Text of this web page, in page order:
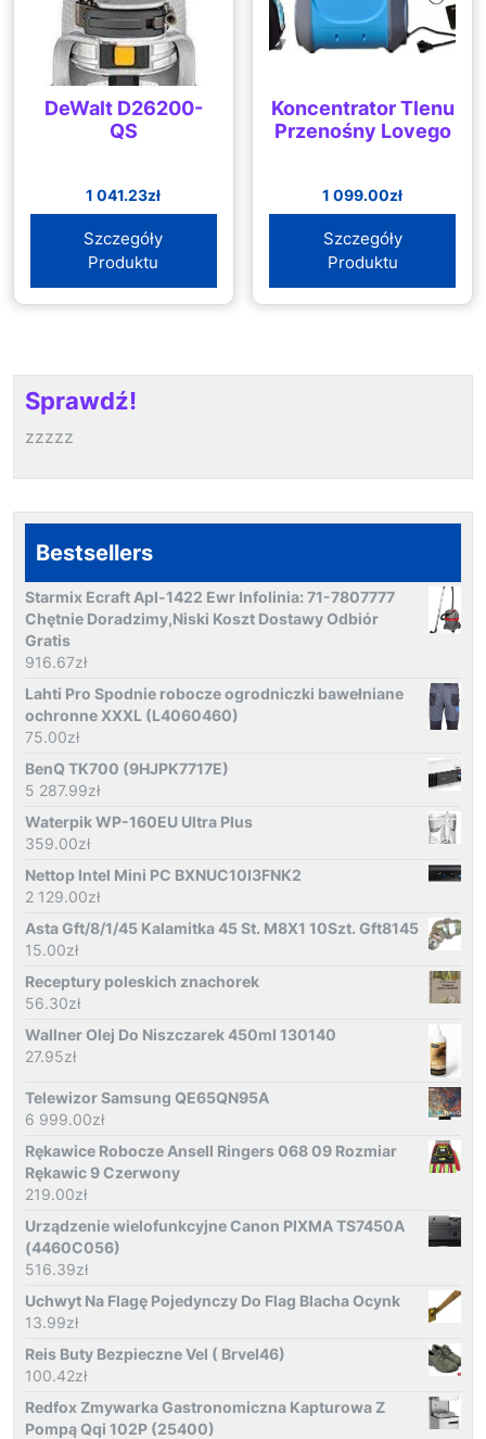
DeWalt D26200-
QS
1 041.23zł
Szczegóły
Produktu
Koncentrator Tlenu
Przenośny Lovego
1 099.00zł
Szczegóły
Produktu
Sprawdź!
zzzzz
Bestsellers
Starmix Ecraft Apl-1422 Ewr Infolinia: 71-7807777
Chętnie Doradzimy,Niski Koszt Dostawy Odbiór
Gratis
916.67zł
Lahti Pro Spodnie robocze ogrodniczki bawełniane
ochronne XXXL (L4060460)
75.00zł
BenQ TK700 (9HJPK7717E)
5 287.99zł
Waterpik WP-160EU Ultra Plus
359.00zł
Nettop Intel Mini PC BXNUC10I3FNK2
2 129.00zł
Asta Gft/8/1/45 Kalamitka 45 St. M8X1 10Szt. Gft8145
15.00zł
Receptury poleskich znachorek
56.30zł
Wallner Olej Do Niszczarek 450ml 130140
27.95zł
Telewizor Samsung QE65QN95A
6 999.00zł
Rękawice Robocze Ansell Ringers 068 09 Rozmiar
Rękawic 9 Czerwony
219.00zł
Urządzenie wielofunkcyjne Canon PIXMA TS7450A
(4460C056)
516.39zł
Uchwyt Na Flagę Pojedynczy Do Flag Blacha Ocynk
13.99zł
Reis Buty Bezpieczne Vel ( Brvel46)
100.42zł
Redfox Zmywarka Gastronomiczna Kapturowa Z
Pompą Qqi 102P (25400)